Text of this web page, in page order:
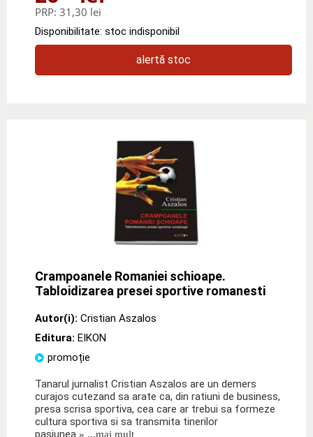
PRP: 31,30 lei
Disponibilitate: stoc indisponibil
alertă stoc
Crampoanele Romaniei schioape.
Tabloidizarea presei sportive romanesti
Autor(i): Cristian Aszalos
Editura: EIKON
promoție
Tanarul jurnalist Cristian Aszalos are un demers
curajos cutezand sa arate ca, din ratiuni de business,
presa scrisa sportiva, cea care ar trebui sa formeze
cultura sportiva si sa transmita tinerilor
pasiunea » ...mai mult